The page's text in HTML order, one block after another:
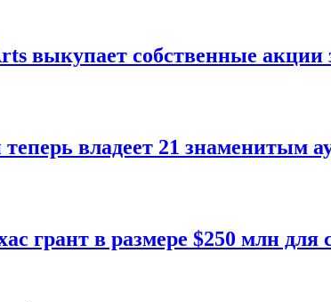
выкупает собственные акции
владеет 21 знаменитым
грант в размере $250 млн для